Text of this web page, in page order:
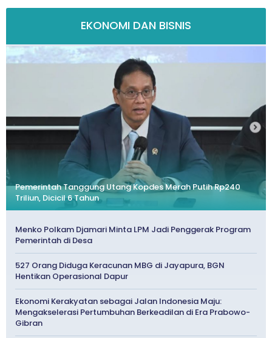
EKONOMI DAN BISNIS
Pemerintah Tanggung Utang Kopdes Merah Putih Rp240
Triliun, Dicicil 6 Tahun
Menko Polkam Djamari Minta LPM Jadi Penggerak Program
Pemerintah di Desa
527 Orang Diduga Keracunan MBG di Jayapura, BGN
Hentikan Operasional Dapur
Ekonomi Kerakyatan sebagai Jalan Indonesia Maju:
Mengakselerasi Pertumbuhan Berkeadilan di Era Prabowo-
Gibran